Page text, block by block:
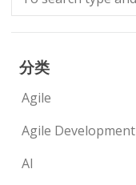
分类
Agile
Agile Development
AI